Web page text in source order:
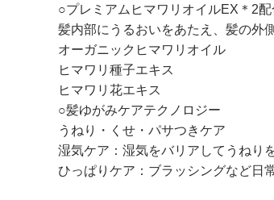
○プレミアムヒマワリオイルEX＊2配
髪内部にうるおいをあたえ、髪の外
オーガニックヒマワリオイル
ヒマワリ種子エキス
ヒマワリ花エキス
○髪ゆがみケアテクノロジー
うねり・くせ・パサつきケア
湿気ケア：湿気をバリアしてうねり
ひっぱりケア：ブラッシングなど日